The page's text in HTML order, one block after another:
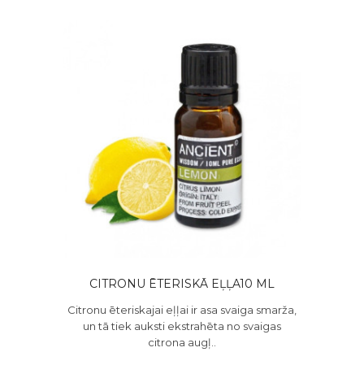
CITRONU ĒTERISKĀ EĻĻA10 ML
Citronu ēteriskajai eļļai ir asa svaiga smarža,
un tā tiek auksti ekstrahēta no svaigas
citrona augļ..